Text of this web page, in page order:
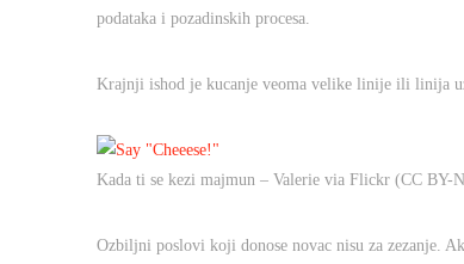
podataka i pozadinskih procesa.
Krajnji ishod je kucanje veoma velike linije ili linija
Kada ti se kezi majmun – Valerie via Flickr (CC BY-
Ozbiljni poslovi koji donose novac nisu za zezanje.